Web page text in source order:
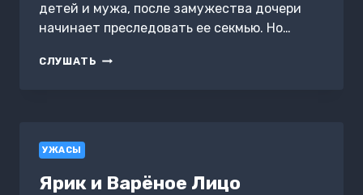
детей и мужа, после замужества дочери
начинает преследовать ее секмью. Но…
СЛУШАТЬ ТЕЩА
УЖАСЫ
Ярик и Варёное Лицо